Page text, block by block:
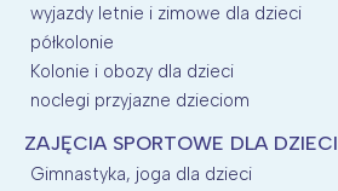
wyjazdy letnie i zimowe dla dzieci
półkolonie
Kolonie i obozy dla dzieci
noclegi przyjazne dzieciom
ZAJĘCIA SPORTOWE DLA DZIECI
Gimnastyka, joga dla dzieci